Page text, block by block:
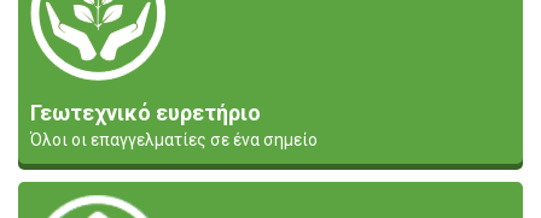
Γεωτεχνικό ευρετήριο
Όλοι οι επαγγελματίες σε ένα σημείο